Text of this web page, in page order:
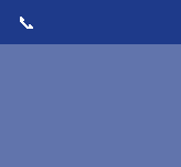
📞